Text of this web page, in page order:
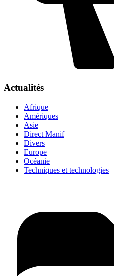
Actualités
Afrique
Amériques
Asie
Direct Manif
Divers
Europe
Océanie
Techniques et technologies